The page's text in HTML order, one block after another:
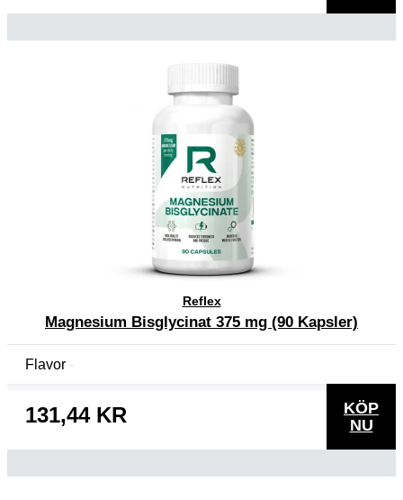
Reflex
Magnesium Bisglycinat 375 mg (90 Kapsler)
Flavor
131,44 KR
KÖP
NU